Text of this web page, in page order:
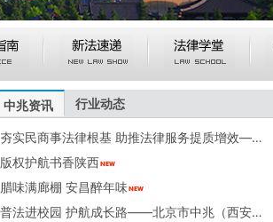
中兆资讯 行业动态
夯实民商事法律根基 助推法律服务提质增效——我所举办专题业务培训
版权护航书香陕西
腊味满廊棚 安昌醉年味
普法进校园 护航成长路——北京市中兆（西安）律师事务所许璐鸣律师走进周至县新区小学开展公益普法活动